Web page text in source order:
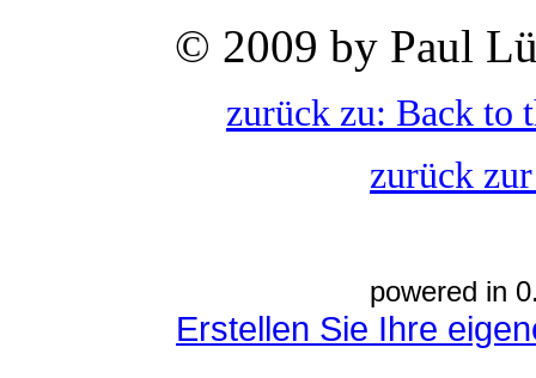
© 2009 by Paul
zurück zu: Back to
zurück
powered in
Erstellen Sie Ihre